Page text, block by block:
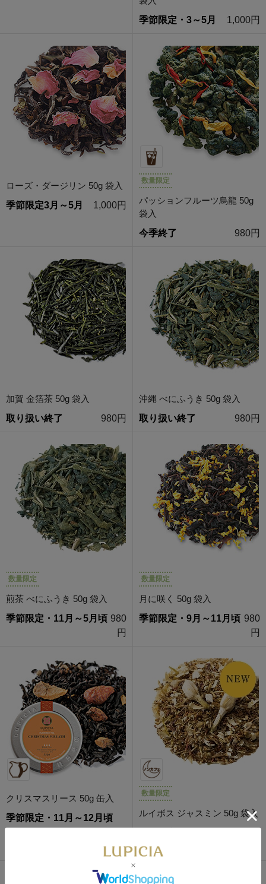
季節限定・3～5月
1,000円
ローズ・ダージリン 50g 袋入
季節限定3月～5月
1,000円
数量限定
パッションフルーツ烏龍 50g
袋入
今季終了
980円
加賀 金箔茶 50g 袋入
取り扱い終了
980円
沖縄 べにふうき 50g 袋入
取り扱い終了
980円
数量限定
煎茶 べにふうき 50g 袋入
季節限定・11月～5月頃 980
円
数量限定
月に咲く 50g 袋入
季節限定・9月～11月頃 980
円
クリスマスリース 50g 缶入
季節限定・11月～12月頃
数量限定
ルイボス ジャスミン 50g 袋入